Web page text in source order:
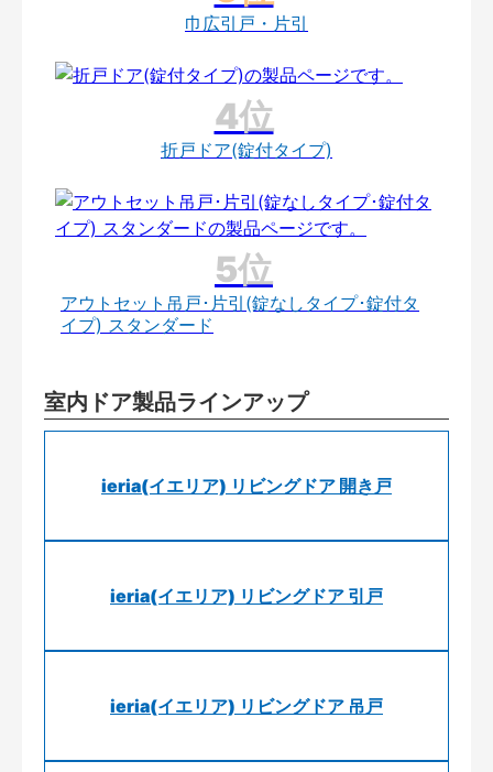
巾広引戸・片引
折戸ドア(錠付タイプ)
アウトセット吊戸･片引(錠なしタイプ･錠付タ
イプ) スタンダード
室内ドア製品ラインアップ
ieria(イエリア) リビングドア 開き戸
ieria(イエリア) リビングドア 引戸
ieria(イエリア) リビングドア 吊戸